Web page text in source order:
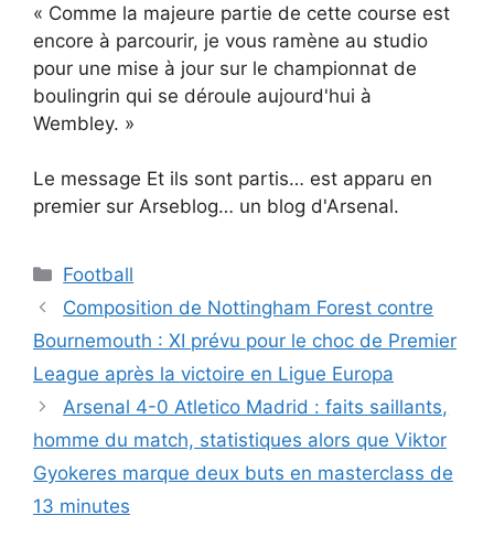
« Comme la majeure partie de cette course est
encore à parcourir, je vous ramène au studio
pour une mise à jour sur le championnat de
boulingrin qui se déroule aujourd'hui à
Wembley. »
Le message Et ils sont partis… est apparu en
premier sur Arseblog… un blog d'Arsenal.
Catégories
Football
Composition de Nottingham Forest contre
Bournemouth : XI prévu pour le choc de Premier
League après la victoire en Ligue Europa
Arsenal 4-0 Atletico Madrid : faits saillants,
homme du match, statistiques alors que Viktor
Gyokeres marque deux buts en masterclass de
13 minutes